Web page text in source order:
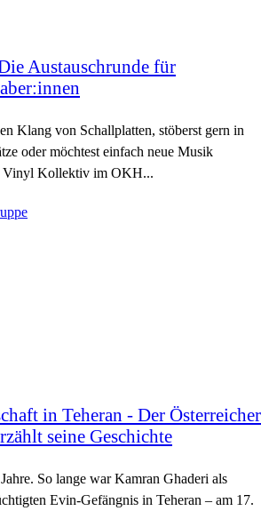
Austauschrunde für
Klang von Schallplatten, stöberst gern in
oder möchtest einfach neue Musik
Vinyl Kollektiv im OKH...
in Teheran - Der Österreicher
seine Geschichte
So lange war Kamran Ghaderi als
Evin-Gefängnis in Teheran – am 17.